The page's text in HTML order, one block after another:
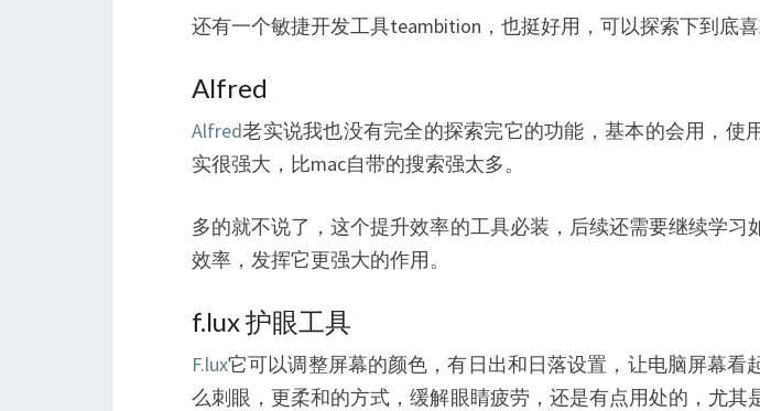
还有一个敏捷开发工具teambition，也挺好用，可以探索下到底喜
Alfred
Alfred老实说我也没有完全的探索完它的功能，基本的会用，使
实很强大，比mac自带的搜索强太多。
多的就不说了，这个提升效率的工具必装，后续还需要继续学习
效率，发挥它更强大的作用。
f.lux 护眼工具
F.lux它可以调整屏幕的颜色，有日出和日落设置，让电脑屏幕看
么刺眼，更柔和的方式，缓解眼睛疲劳，还是有点用处的，尤其